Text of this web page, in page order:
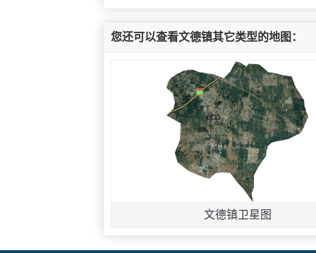
您还可以查看文德镇其它类型的地图：
文德镇卫星图